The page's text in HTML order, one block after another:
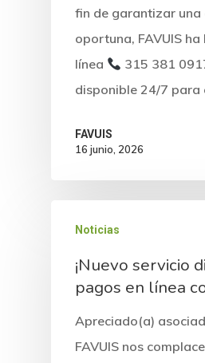
fin de garantizar una
oportuna, FAVUIS
línea
315 381
disponible 24/7 para
FAVUIS
16 junio, 2026
Noticias
¡Nuevo servicio
pagos en línea
Apreciado(a)
FAVUIS nos